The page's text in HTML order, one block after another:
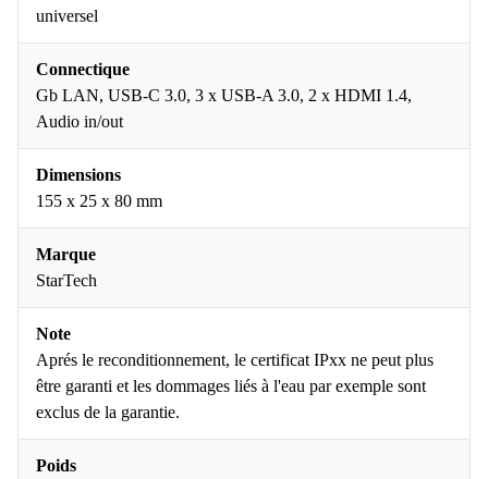
universel
Connectique
Gb LAN, USB-C 3.0, 3 x USB-A 3.0, 2 x HDMI 1.4,
Audio in/out
Dimensions
155 x 25 x 80 mm
Marque
StarTech
Note
Aprés le reconditionnement, le certificat IPxx ne peut plus
être garanti et les dommages liés à l'eau par exemple sont
exclus de la garantie.
Poids